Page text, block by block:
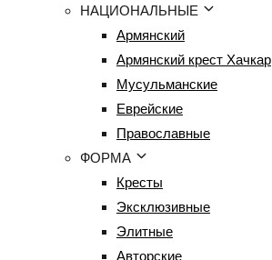
НАЦИОНАЛЬНЫЕ
Армянский
Армянский крест Хачкар
Мусульманские
Еврейские
Православные
ФОРМА
Кресты
Эксклюзивные
Элитные
Авторские